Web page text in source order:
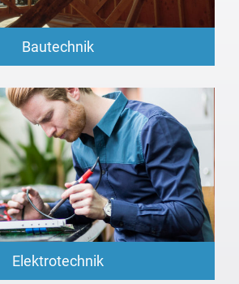
Bautechnik
Elektrotechnik